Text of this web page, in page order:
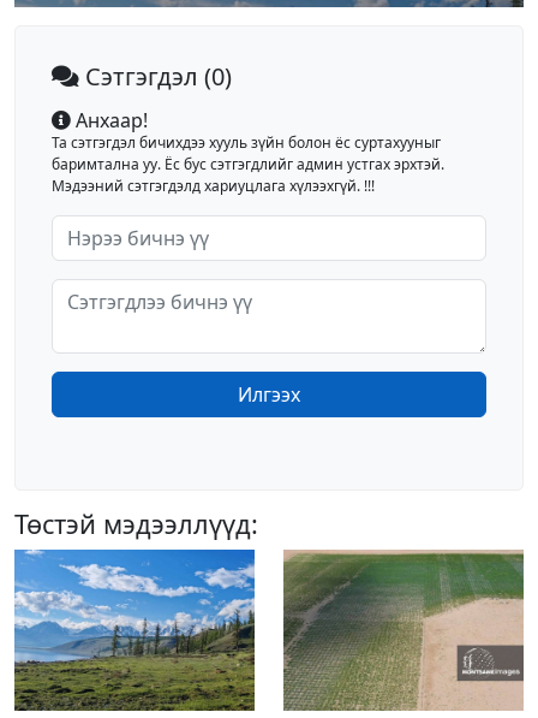
Сэтгэгдэл (0)
Анхаар!
Та сэтгэгдэл бичихдээ хууль зүйн болон ёс суртахууныг
баримтална уу. Ёс бус сэтгэгдлийг админ устгах эрхтэй.
Мэдээний сэтгэгдэлд хариуцлага хүлээхгүй. !!!
Илгээх
Төстэй мэдээллүүд: